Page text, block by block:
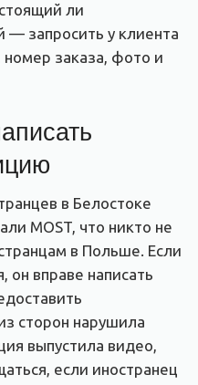
ли
— запросить у клиента
заказа, фото и
в Белостоке
MOST, что никто не
в Польше. Если
он вправе написать
сторон нарушила
выпустила видео,
если иностранец